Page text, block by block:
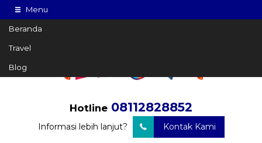
Menu
Beranda
Travel
Blog
Hotline 08112828852
Informasi lebih lanjut? Kontak Kami